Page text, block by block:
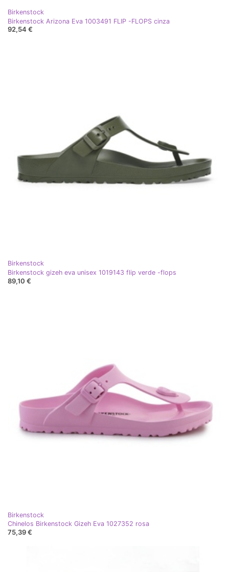
Birkenstock
Birkenstock Arizona Eva 1003491 FLIP -FLOPS cinza
92,54 €
Birkenstock
Birkenstock gizeh eva unisex 1019143 flip verde -flops
89,10 €
Birkenstock
Chinelos Birkenstock Gizeh Eva 1027352 rosa
75,39 €